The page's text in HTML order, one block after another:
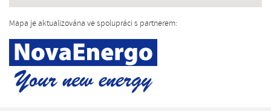
Mapa je aktualizována ve spolupráci s partnerem: